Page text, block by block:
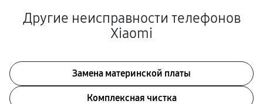
Другие неисправности телефонов
Xiaomi
Замена материнской платы
Комплексная чистка